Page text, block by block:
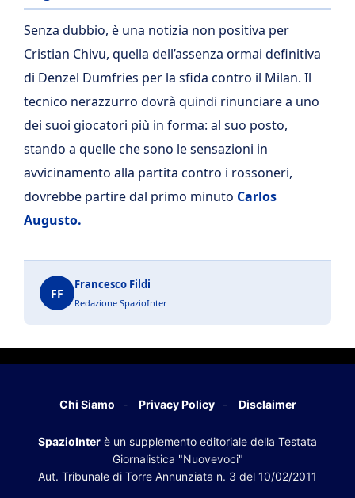
Senza dubbio, è una notizia non positiva per
Cristian Chivu, quella dell’assenza ormai definitiva
di Denzel Dumfries per la sfida contro il Milan. Il
tecnico nerazzurro dovrà quindi rinunciare a uno
dei suoi giocatori più in forma: al suo posto,
stando a quelle che sono le sensazioni in
avvicinamento alla partita contro i rossoneri,
dovrebbe partire dal primo minuto Carlos
Augusto.
FF
Francesco Fildi
Redazione SpazioInter
Chi Siamo Privacy Policy Disclaimer
SpazioInter è un supplemento editoriale della Testata
Giornalistica "Nuovevoci"
Aut. Tribunale di Torre Annunziata n. 3 del 10/02/2011